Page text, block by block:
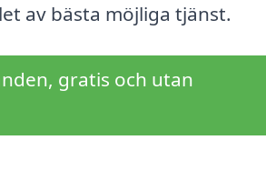
av bästa möjliga tjänst.
gratis och utan